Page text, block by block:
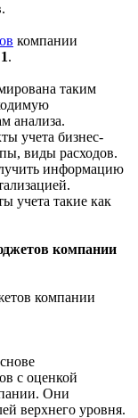
компании
.
таким
анализа.
учета бизнес-
виды расходов.
информацию
учета такие как
компании
с оценкой
Они
верхнего уровня.